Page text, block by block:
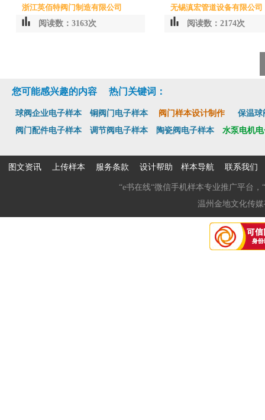
浙江英佰特阀门制造有限公司
阅读数：3163次
无锡滇宏管道设备有限公司
阅读数：2174次
您可能感兴趣的内容 热门关键词：
球阀企业电子样本 铜阀门电子样本 阀门样本设计制作
保温球
阀门配件电子样本 调节阀电子样本 陶瓷阀电子样本 水泵电机
图文资讯 上传样本 服务条款 设计帮助 样本导航 联系我们
“e书在线“微信手机样本专业推广平台，
温州金地文化传